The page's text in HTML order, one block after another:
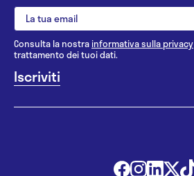
Consulta la nostrainformativa sulla privacy
trattamento dei tuoi dati.